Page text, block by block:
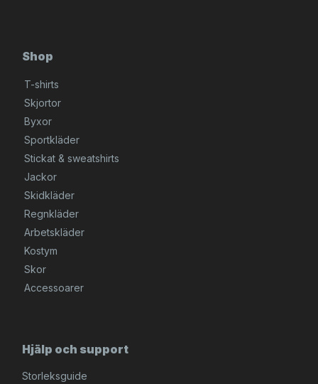
Shop
T-shirts
Skjortor
Byxor
Sportkläder
Stickat & sweatshirts
Jackor
Skidkläder
Regnkläder
Arbetskläder
Kostym
Skor
Accessoarer
Hjälp och support
Storleksguide